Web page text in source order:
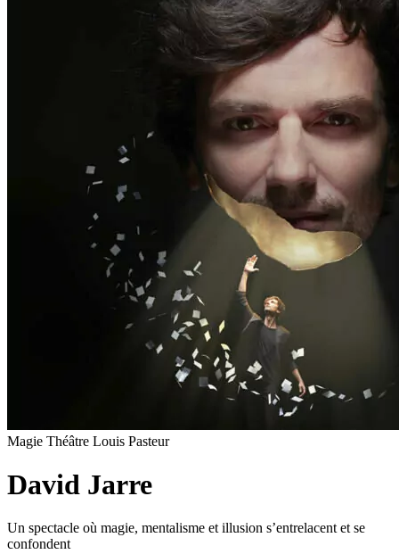
Magie Théâtre Louis Pasteur
David Jarre
Un spectacle où magie, mentalisme et illusion s’entrelacent et se
confondent